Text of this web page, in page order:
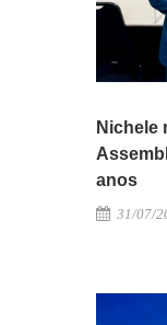
Nichele
anos
31/07/